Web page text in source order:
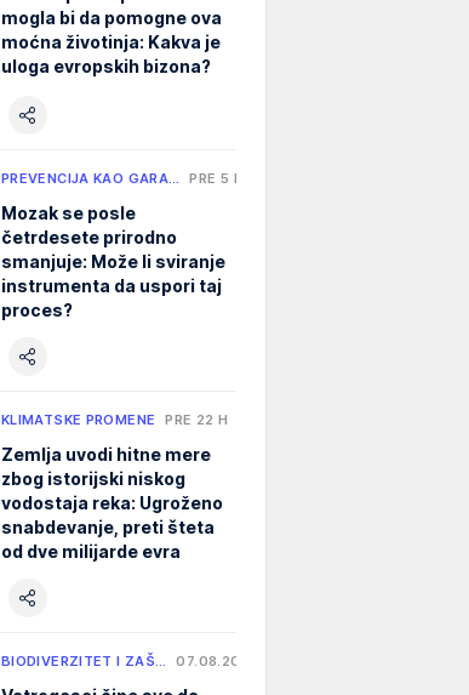
mogla bi da pomogne ova
moćna životinja: Kakva je
uloga evropskih bizona?
PREVENCIJA KAO GARA… PRE 5 H
Mozak se posle
četrdesete prirodno
smanjuje: Može li sviranje
instrumenta da uspori taj
proces?
KLIMATSKE PROMENE PRE 22 H
Zemlja uvodi hitne mere
zbog istorijski niskog
vodostaja reka: Ugroženo
snabdevanje, preti šteta
od dve milijarde evra
BIODIVERZITET I ZAŠ… 07.08.2026.